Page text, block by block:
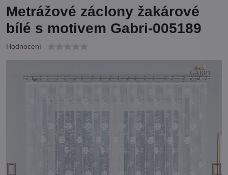
Metrážové záclony žakárové
bílé s motivem Gabri-005189
Hodnocení